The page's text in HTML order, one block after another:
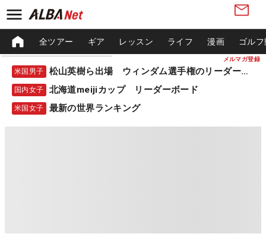
メルマガ登録
全ツアー ギア レッスン ライフ 漫画 ゴル
米国男子 松山英樹ら出場 ウィンダム選手権のリーダーボード
国内女子 北海道meijiカップ リーダーボード
米国女子 最新の世界ランキング